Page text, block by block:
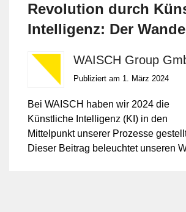
Revolution durch
Intelligenz: Der
WAISCH Group
Publiziert am 1. März 2024
Bei WAISCH haben wir 2024 die
Künstliche Intelligenz (KI) in den
Mittelpunkt unserer Prozesse
Dieser Beitrag beleuchtet unseren